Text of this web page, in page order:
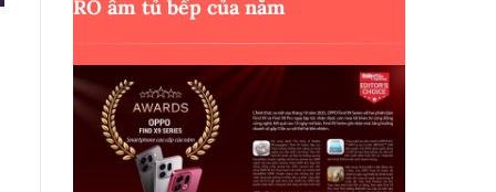
RO âm tủ bếp của năm